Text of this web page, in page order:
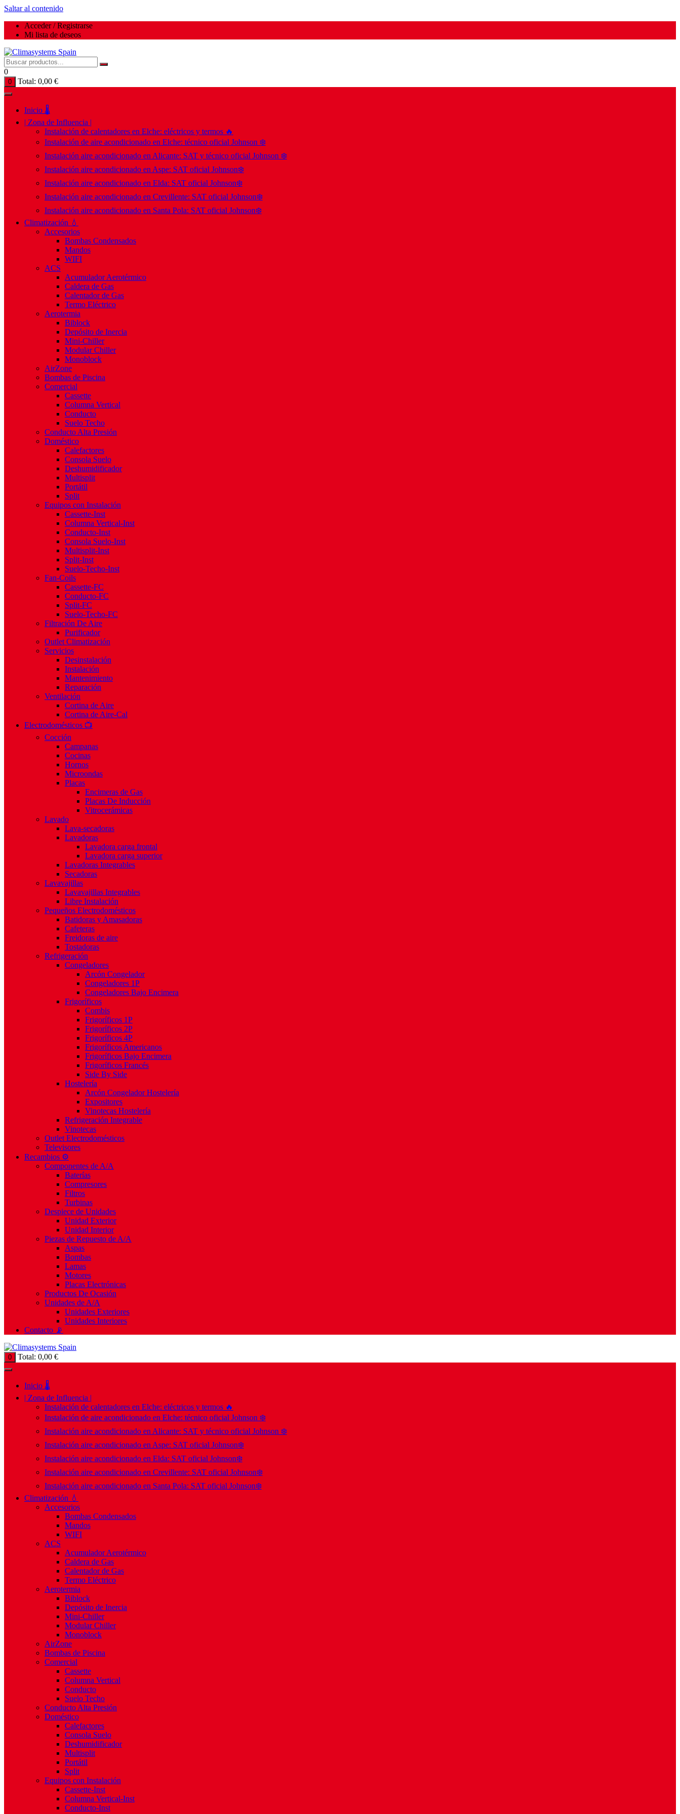
Saltar al contenido
Acceder / Registrarse
Mi lista de deseos
0
0 Total: 0,00 €
Inicio 🌡️
| Zona de Influencia |
Instalación de calentadores en Elche: eléctricos y termos 🔥
Instalación de aire acondicionado en Elche: técnico oficial Johnson ❄️
Instalación aire acondicionado en Alicante: SAT y técnico oficial Johnson ❄️
Instalación aire acondicionado en Aspe: SAT oficial Johnson❄️
Instalación aire acondicionado en Elda: SAT oficial Johnson❄️
Instalación aire acondicionado en Crevillente: SAT oficial Johnson❄️
Instalación aire acondicionado en Santa Pola: SAT oficial Johnson❄️
Climatización 💧
Accesorios
Bombas Condensados
Mandos
WIFI
ACS
Acumulador Aerotérmico
Caldera de Gas
Calentador de Gas
Termo Eléctrico
Aerotermia
Biblock
Depósito de Inercia
Mini-Chiller
Modular Chiller
Monoblock
AirZone
Bombas de Piscina
Comercial
Cassette
Columna Vertical
Conducto
Suelo Techo
Conducto Alta Presión
Doméstico
Calefactores
Consola Suelo
Deshumidificador
Multisplit
Portátil
Split
Equipos con Instalación
Cassette-Inst
Columna Vertical-Inst
Conducto-Inst
Consola Suelo-Inst
Multisplit-Inst
Split-Inst
Suelo-Techo-Inst
Fan-Coils
Cassette-FC
Conducto-FC
Split-FC
Suelo-Techo-FC
Filtración De Aire
Purificador
Outlet Climatización
Servicios
Desinstalación
Instalación
Mantenimiento
Reparación
Ventilación
Cortina de Aire
Cortina de Aire-Cal
Electrodomésticos 📺
Cocción
Campanas
Cocinas
Hornos
Microondas
Placas
Encimeras de Gas
Placas De Inducción
Vitrocerámicas
Lavado
Lava-secadoras
Lavadoras
Lavadora carga frontal
Lavadora carga superior
Lavadoras Integrables
Secadoras
Lavavajillas
Lavavajillas Integrables
Libre Instalación
Pequeños Electrodomésticos
Batidoras y Amasadoras
Cafeteras
Freidoras de aire
Tostadoras
Refrigeración
Congeladores
Arcón Congelador
Congeladores 1P
Congeladores Bajo Encimera
Frigoríficos
Combis
Frigoríficos 1P
Frigoríficos 2P
Frigoríficos 4P
Frigoríficos Americanos
Frigoríficos Bajo Encimera
Frigoríficos Francés
Side By Side
Hostelería
Arcón Congelador Hostelería
Expositores
Vinotecas Hostelería
Refrigeración Integrable
Vinotecas
Outlet Electrodomésticos
Televisores
Recambios ⚙️
Componentes de A/A
Baterías
Compresores
Filtros
Turbinas
Despiece de Unidades
Unidad Exterior
Unidad Interior
Piezas de Repuesto de A/A
Aspas
Bombas
Lamas
Motores
Placas Electrónicas
Productos De Ocasión
Unidades de A/A
Unidades Exteriores
Unidades Interiores
Contacto 📡
0 Total: 0,00 €
Inicio 🌡️
| Zona de Influencia |
Instalación de calentadores en Elche: eléctricos y termos 🔥
Instalación de aire acondicionado en Elche: técnico oficial Johnson ❄️
Instalación aire acondicionado en Alicante: SAT y técnico oficial Johnson ❄️
Instalación aire acondicionado en Aspe: SAT oficial Johnson❄️
Instalación aire acondicionado en Elda: SAT oficial Johnson❄️
Instalación aire acondicionado en Crevillente: SAT oficial Johnson❄️
Instalación aire acondicionado en Santa Pola: SAT oficial Johnson❄️
Climatización 💧
Accesorios
Bombas Condensados
Mandos
WIFI
ACS
Acumulador Aerotérmico
Caldera de Gas
Calentador de Gas
Termo Eléctrico
Aerotermia
Biblock
Depósito de Inercia
Mini-Chiller
Modular Chiller
Monoblock
AirZone
Bombas de Piscina
Comercial
Cassette
Columna Vertical
Conducto
Suelo Techo
Conducto Alta Presión
Doméstico
Calefactores
Consola Suelo
Deshumidificador
Multisplit
Portátil
Split
Equipos con Instalación
Cassette-Inst
Columna Vertical-Inst
Conducto-Inst